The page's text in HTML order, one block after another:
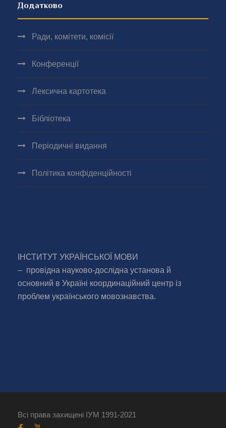
Додатково
Ради, комітети, комісії
Конференції
Лексична картотека
Бібліотека
Періодичні видання
Політика конфіденційності
ІНСТИТУТ УКРАЇНСЬКОЇ МОВИ
– провідна науково-дослідна установа й
основний в Україні координаційний центр із
проблем українського мовознавства.
Всі права захищені ІУМ 1991-2021